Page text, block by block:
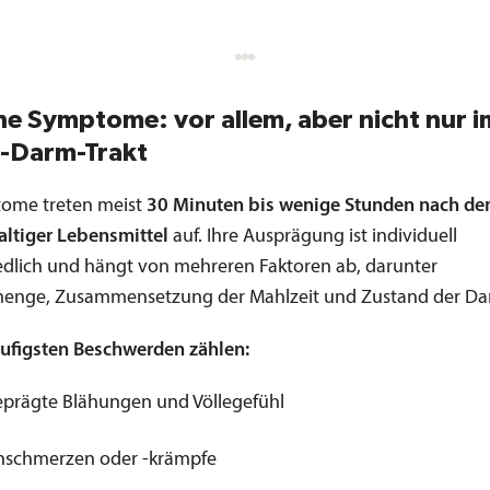
Symptome: vor allem, aber nicht nur
Darm-Trakt
treten meist 30 Minuten bis wenige Stunden nach
Lebensmittel auf. Ihre Ausprägung ist individuell
und hängt von mehreren Faktoren ab, darunter
Zusammensetzung der Mahlzeit und Zustand der
Beschwerden zählen:
Blähungen und Völlegefühl
oder -krämpfe